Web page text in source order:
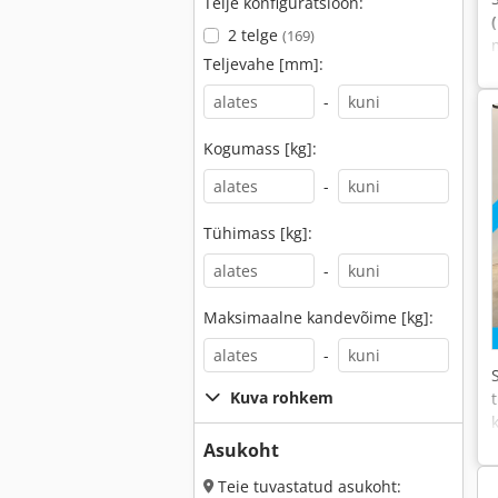
2 telge (169)
Teljevahe [mm]:
-
Kogumass [kg]:
-
Tühimass [kg]:
-
Maksimaalne kandevõime [kg]:
-
Kuva rohkem
Asukoht
Teie tuvastatud asukoht: